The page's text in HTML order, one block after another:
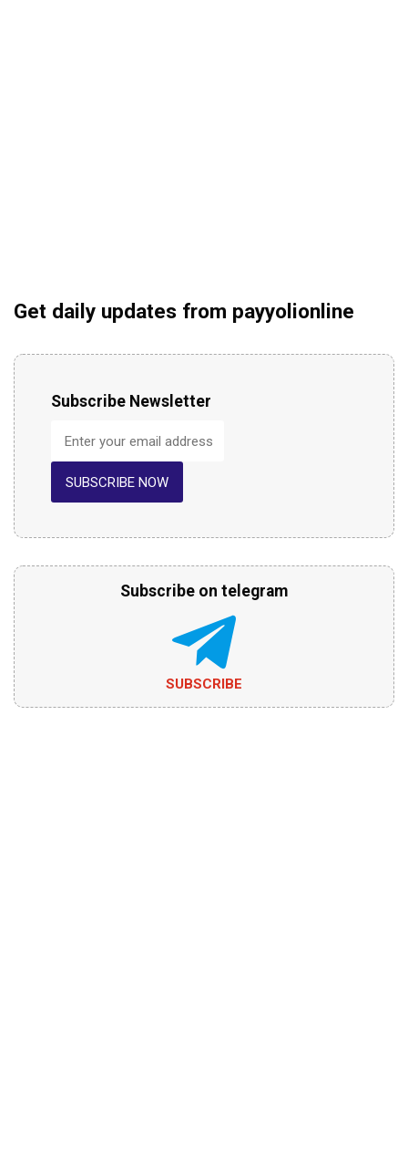
Get daily updates from payyolionline
Subscribe Newsletter
SUBSCRIBE NOW
Subscribe on telegram
SUBSCRIBE